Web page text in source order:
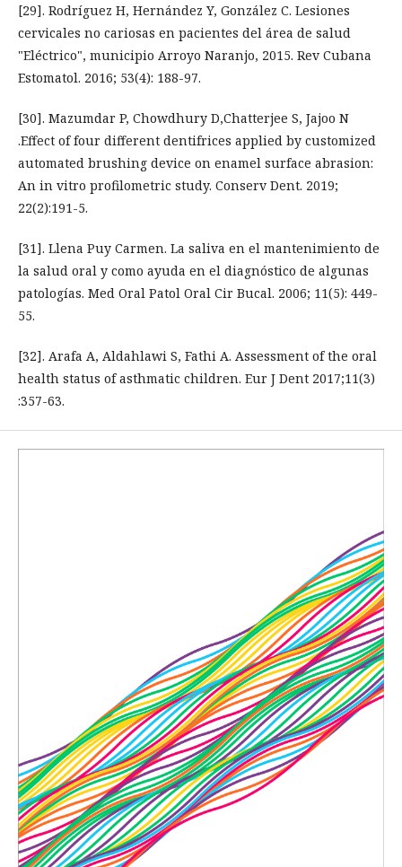
[29]. Rodríguez H, Hernández Y, González C. Lesiones
cervicales no cariosas en pacientes del área de salud
"Eléctrico", municipio Arroyo Naranjo, 2015. Rev Cubana
Estomatol. 2016; 53(4): 188-97.
[30]. Mazumdar P, Chowdhury D,Chatterjee S, Jajoo N
.Effect of four different dentifrices applied by customized
automated brushing device on enamel surface abrasion:
An in vitro profilometric study. Conserv Dent. 2019;
22(2):191-5.
[31]. Llena Puy Carmen. La saliva en el mantenimiento de
la salud oral y como ayuda en el diagnóstico de algunas
patologías. Med Oral Patol Oral Cir Bucal. 2006; 11(5): 449-
55.
[32]. Arafa A, Aldahlawi S, Fathi A. Assessment of the oral
health status of asthmatic children. Eur J Dent 2017;11(3)
:357-63.